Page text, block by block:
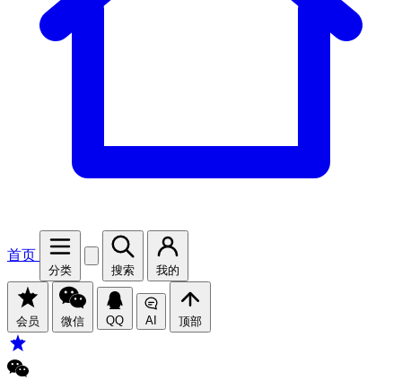
首页
分类 搜索 我的
会员 微信 QQ AI 顶部